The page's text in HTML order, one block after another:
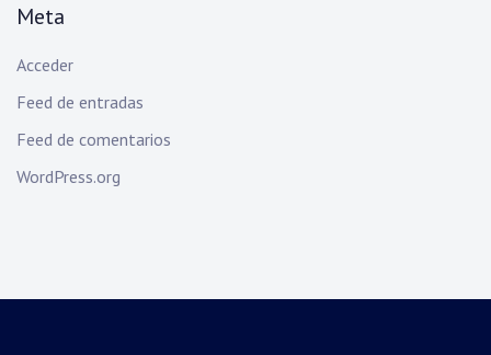
Meta
Acceder
Feed de entradas
Feed de comentarios
WordPress.org